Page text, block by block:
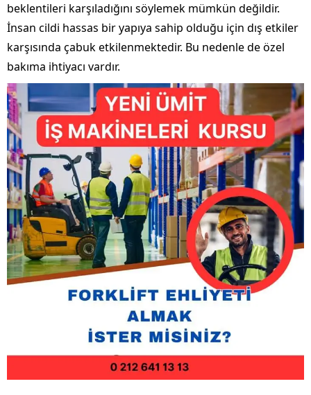
beklentileri karşıladığını söylemek mümkün değildir.
İnsan cildi hassas bir yapıya sahip olduğu için dış etkiler
karşısında çabuk etkilenmektedir. Bu nedenle de özel
bakıma ihtiyacı vardır.